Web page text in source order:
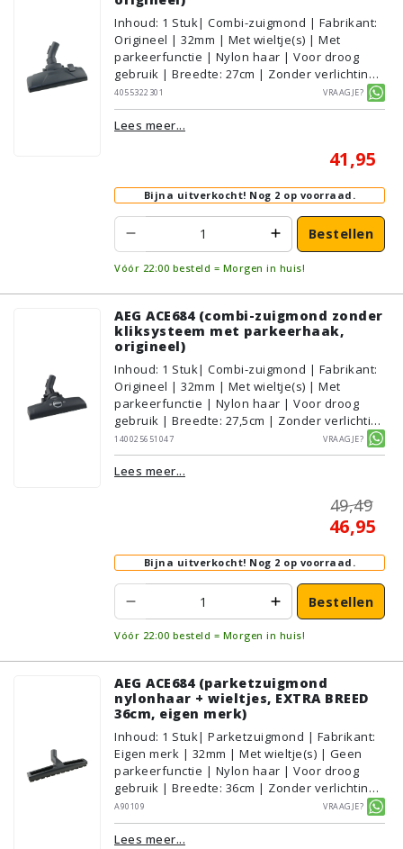
Inhoud: 1 Stuk| Combi-zuigmond | Fabrikant:
Origineel | 32mm | Met wieltje(s) | Met
parkeerfunctie | Nylon haar | Voor droog
gebruik | Breedte: 27cm | Zonder verlichting |
Zonder kliksysteem | Zwart | AEG/Electrolux
| Geschikt voor vloertype: Plavuizen/Tegels,
Parket/Laminaat, PVC/Vinyl,
4055322301 Vraagje?
Lees meer...
41,95
Bijna uitverkocht! Nog 2 op voorraad.
Bestellen
Vóór 22:00 besteld = Morgen in huis!
AEG ACE684 (combi-zuigmond zonder
kliksysteem met parkeerhaak,
origineel)
Inhoud: 1 Stuk| Combi-zuigmond | Fabrikant:
Origineel | 32mm | Met wieltje(s) | Met
parkeerfunctie | Nylon haar | Voor droog
gebruik | Breedte: 27,5cm | Zonder verlichting
| Zonder kliksysteem | Zwart |
AEG/Electrolux | Geschikt voor vloertype:
Plavuizen/Tegels, Parket/Laminaat,
140025651047 Vraagje?
Lees meer...
49,49
46,95
Bijna uitverkocht! Nog 2 op voorraad.
Bestellen
Vóór 22:00 besteld = Morgen in huis!
AEG ACE684 (parketzuigmond
nylonhaar + wieltjes, EXTRA BREED
36cm, eigen merk)
Inhoud: 1 Stuk| Parketzuigmond | Fabrikant:
Eigen merk | 32mm | Met wieltje(s) | Geen
parkeerfunctie | Nylon haar | Voor droog
gebruik | Breedte: 36cm | Zonder verlichting |
Zonder kliksysteem | Zwart | Alternatief |
Geschikt voor vloertype: Plavuizen/Tegels,
Parket/Laminaat, PVC/Vinyl
A90109 Vraagje?
Lees meer...